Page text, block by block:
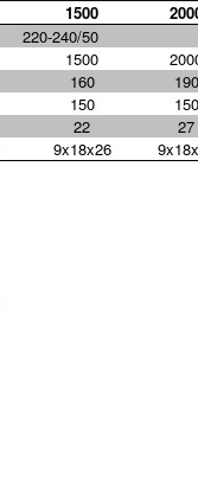
1500
220-240/50
1500
160 190
150 150
22 27
9x18x26